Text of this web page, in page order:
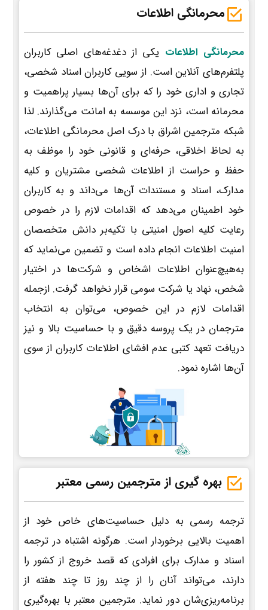
محرمانگی اطلاعات
محرمانگی اطلاعات یکی از دغدغه‌های اصلی کاربران
پلتفرم‌های آنلاین است. از سویی کاربران اسناد شخصی،
تجاری و اداری خود را که برای آن‌ها بسیار پراهمیت و
محرمانه است، نزد این موسسه به امانت می‌گذارند. لذا
شبکه مترجمین اشراق با درک اصل محرمانگی اطلاعات،
به لحاظ اخلاقی، حرفه‌ای و قانونی خود را موظف به
حفظ و حراست از اطلاعات شخصی مشتریان و کلیه
مدارک، اسناد و مستندات آن‌ها می‌داند و به کاربران
خود اطمینان می‌دهد که اقدامات لازم را در خصوص
رعایت کلیه اصول امنیتی با تکیه‌بر دانش متخصصان
امنیت اطلاعات انجام داده است و تضمین می‌نماید که
به‌هیچ‌عنوان اطلاعات اشخاص و شرکت‌ها در اختیار
شخص، نهاد یا شرکت سومی قرار نخواهد گرفت. ازجمله
اقدامات لازم در این خصوص، می‌توان به انتخاب
مترجمان در یک پروسه دقیق و با حساسیت بالا و نیز
دریافت تعهد کتبی عدم افشای اطلاعات کاربران از سوی
آن‌ها اشاره نمود.
بهره گیری از مترجمین رسمی معتبر
ترجمه رسمی به دلیل حساسیت‌های خاص خود از
اهمیت بالایی برخوردار است. هرگونه اشتباه در ترجمه
اسناد و مدارک برای افرادی که قصد خروج از کشور را
دارند، می‌تواند آنان را از چند روز تا چند هفته از
برنامه‌ریزی‌شان دور نماید. مترجمین معتبر با بهره‌گیری